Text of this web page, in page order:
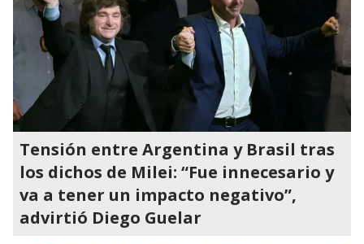
Tensión entre Argentina y Brasil tras
los dichos de Milei: “Fue innecesario y
va a tener un impacto negativo”,
advirtió Diego Guelar